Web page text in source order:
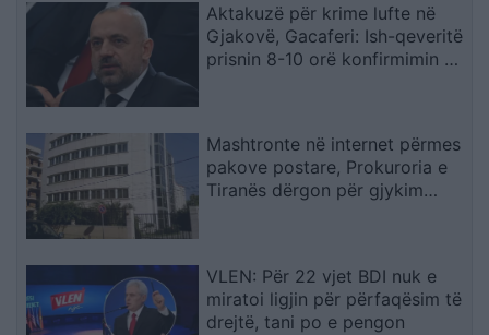
Aktakuzë për krime lufte në
Gjakovë, Gacaferi: Ish-qeveritë
prisnin 8-10 orë konfirmimin e
Mashtronte në internet përmes
pakove postare, Prokuroria e
Tiranës dërgon për gjykim
VLEN: Për 22 vjet BDI nuk e
miratoi ligjin për përfaqësim të
drejtë, tani po e pengon